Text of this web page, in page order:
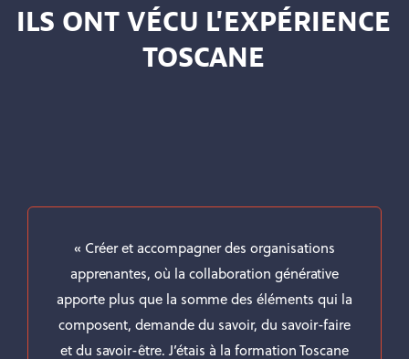
ILS ONT VÉCU L'EXPÉRIENCE
TOSCANE
« Créer et accompagner des organisations
apprenantes, où la collaboration générative
apporte plus que la somme des éléments qui la
composent, demande du savoir, du savoir-faire
et du savoir-être.J’étais à la formation Toscane